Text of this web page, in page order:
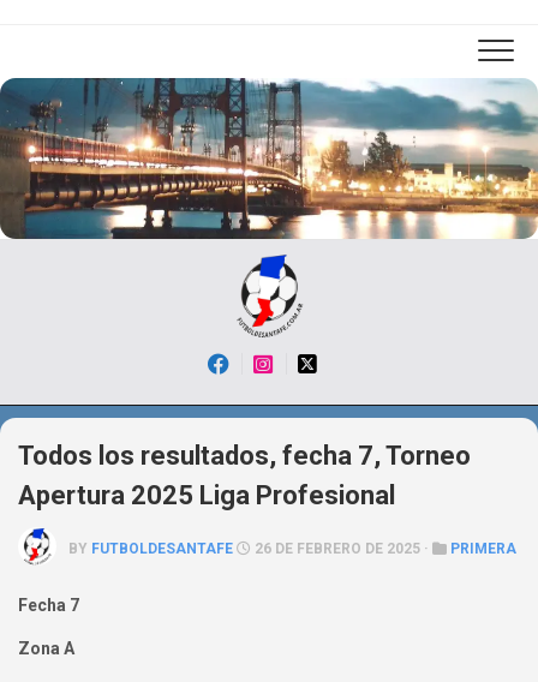
Todos los resultados, fecha 7, Torneo
Apertura 2025 Liga Profesional
BY FUTBOLDESANTAFE 26 DE FEBRERO DE 2025 · PRIMERA
Fecha 7
Zona A